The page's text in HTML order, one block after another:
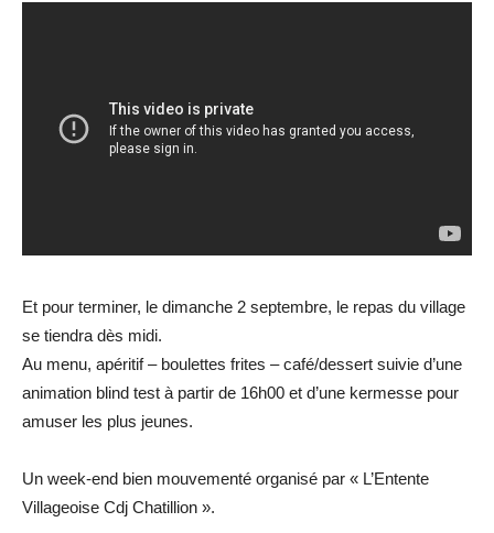
Et pour terminer, le dimanche 2 septembre, le repas du village
se tiendra dès midi.
Au menu, apéritif – boulettes frites – café/dessert suivie d’une
animation blind test à partir de 16h00 et d’une kermesse pour
amuser les plus jeunes.
Un week-end bien mouvementé organisé par « L’Entente
Villageoise Cdj Chatillion ».